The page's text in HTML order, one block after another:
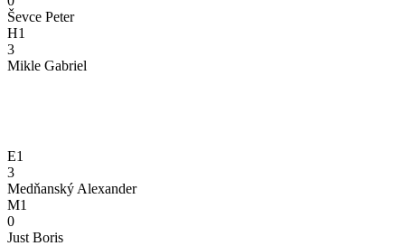
Ševce Peter
H1
3
Mikle Gabriel
E1
3
Medňanský Alexander
M1
0
Just Boris